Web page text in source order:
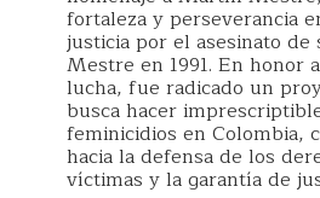
fortaleza y perseverancia
justicia por el asesinato de
Mestre en 1991. En honor
lucha, fue radicado un
busca hacer
feminicidios en Colombia,
hacia la defensa de los
víctimas y la garantía de